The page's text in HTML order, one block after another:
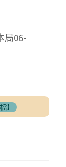
局06-
】